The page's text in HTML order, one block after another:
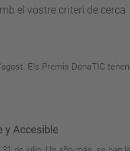
el vostre criteri de cerca
Els Premis DonaTIC
y Accesible